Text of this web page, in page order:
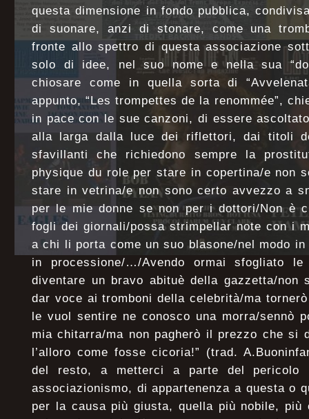
questa dimensione in fondo pubblica,
di suonare, anzi di stonare, come una
fronte allo spettro di questa associazione
solo di idee, nel suo nome e nella sua
chiosare come in quella sorta di
appunto, “Les trompettes de la renommée”,
in pace con le sue canzoni, di essere
alla larga dalla luce dei riflettori, dai titoli
sfavillanti che richiedono sempre la
physique du role per stare in copertina/e non
stare in vetrina/e non sono certo avvezzo a
per le mie donne se non per i dottori/Non è
fogli dei giornali/possa strimpellar note con i
a chi li porta come un suo blasone/nel modo
in processione/…/Avendo ormai sfogliato
diventare un bravo abituè della gazzetta/non
dar voce ai tromboni della celebrità/ma
le vuol sentire ne conosco una morra/sennò
mia chitarra/ma non pagherò il prezzo che si
l’alloro come fosse cicoria!” (trad.
del resto, a metterci a parte del
associazionismo, di appartenenza a questa o
per la causa più giusta, quella più nobile,